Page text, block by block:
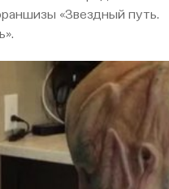
«Звездный путь.